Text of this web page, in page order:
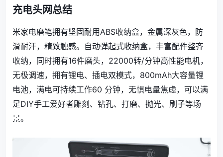
充电头网总结
米家电磨笔拥有坚固耐用ABS收纳盒，金属深灰色，防
滑耐汗，精致触感。自动弹起式收纳盒，丰富配件整齐
收纳，同时拥有16件磨头，22000转/分钟高性能电机，
无极调速，拥有锂电、插电双模式，800mAh大容量锂
电池，满电可持续工作60 分钟，无惧电量焦虑，可以满
足DIY手工爱好者雕刻、钻孔、打磨、抛光、刷子等场
景。